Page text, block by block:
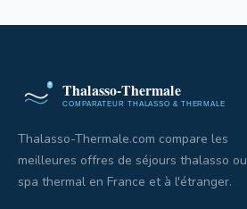
Thalasso-Thermale.com compare les
meilleures offres de séjours thalasso ou
spa thermal en France et à l'étranger.